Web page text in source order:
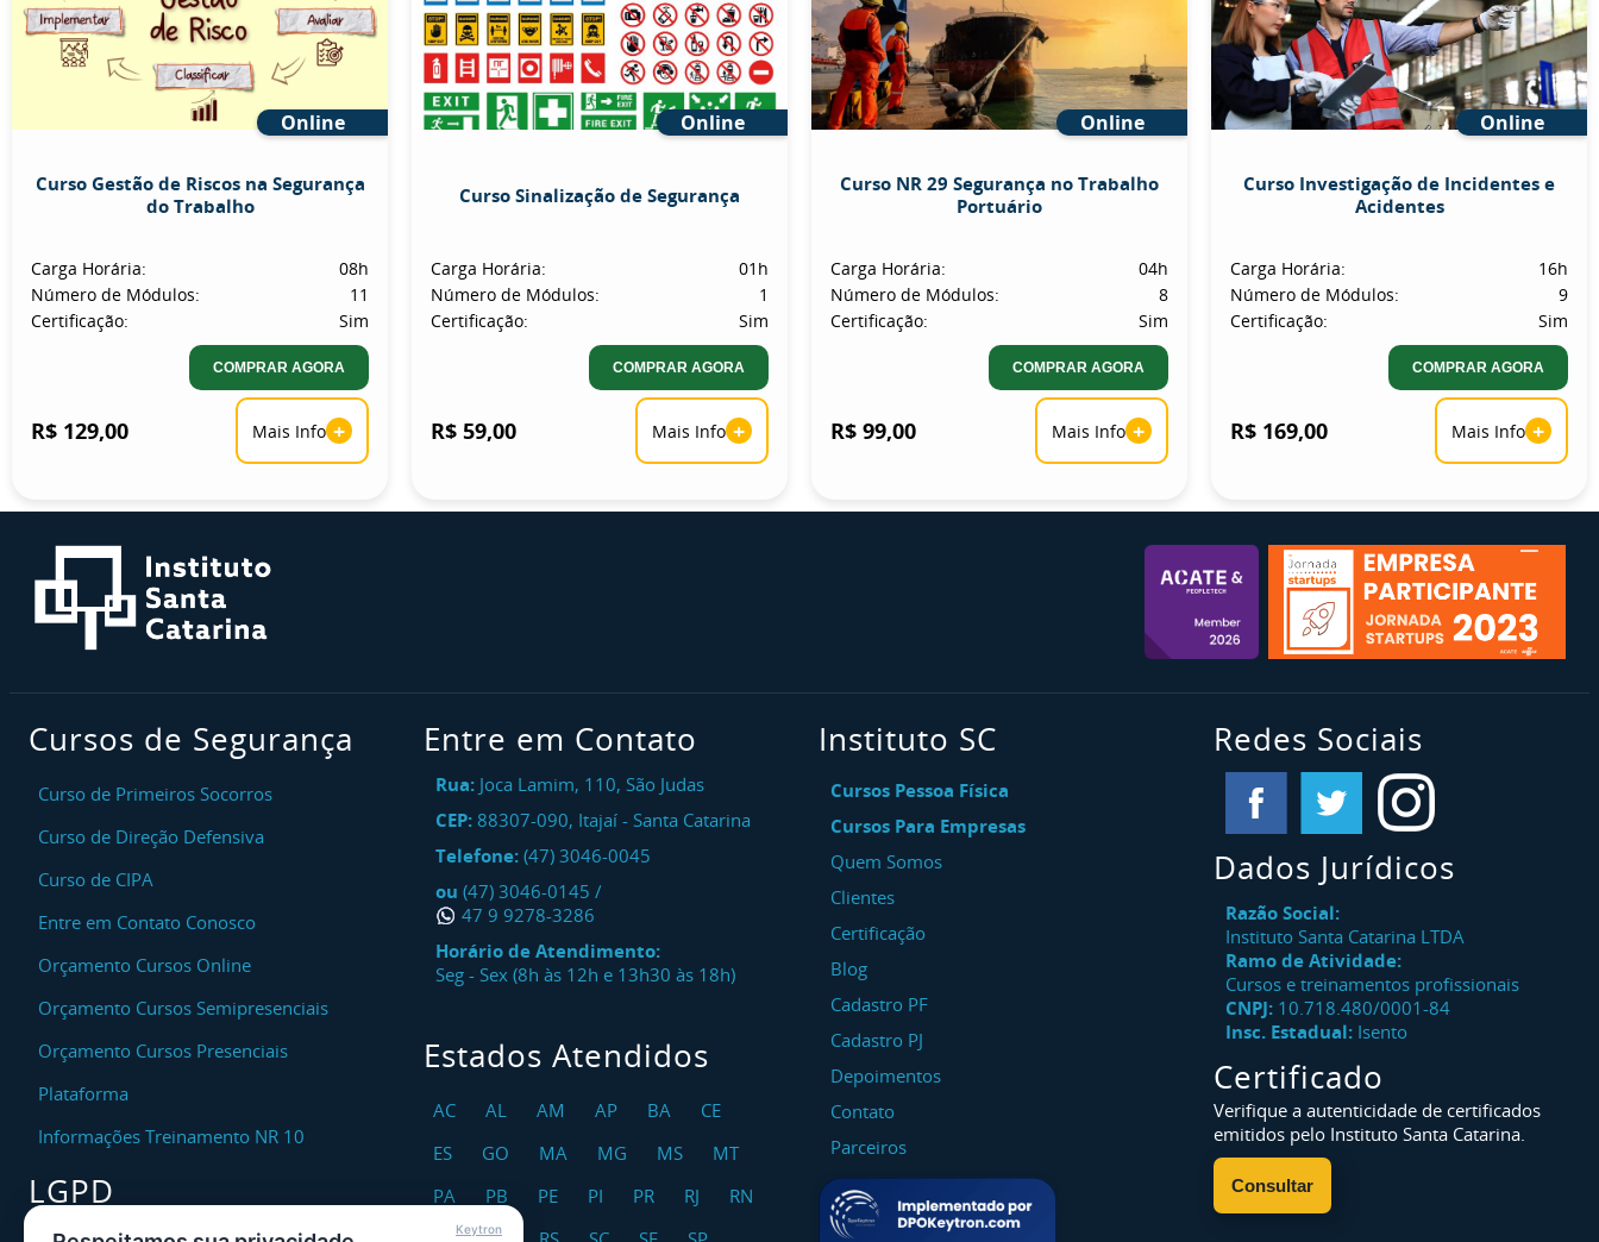
Online
Curso Gestão de Riscos na Segurança
do Trabalho
Carga Horária:
08h
Número de Módulos:
11
Certificação:
Sim
COMPRAR AGORA
R$ 129,00 Mais Info +
Online
Curso Sinalização de Segurança
Carga Horária:
01h
Número de Módulos:
1
Certificação:
Sim
COMPRAR AGORA
R$ 59,00 Mais Info +
Online
Curso NR 29 Segurança no Trabalho
Portuário
Carga Horária:
04h
Número de Módulos:
8
Certificação:
Sim
COMPRAR AGORA
R$ 99,00 Mais Info +
Online
Curso Investigação de Incidentes e
Acidentes
Carga Horária:
16h
Número de Módulos:
9
Certificação:
Sim
COMPRAR AGORA
R$ 169,00 Mais Info +
Cursos de Segurança
Curso de Primeiros Socorros
Curso de Direção Defensiva
Curso de CIPA
Entre em Contato Conosco
Orçamento Cursos Online
Orçamento Cursos Semipresenciais
Orçamento Cursos Presenciais
Plataforma
Informações Treinamento NR 10
LGPD
Entre em Contato
Rua: Joca Lamim, 110, São Judas
CEP: 88307-090, Itajaí - Santa Catarina
Telefone: (47) 3046-0045
ou (47) 3046-0145 /
47 9 9278-3286
Horário de Atendimento:
Seg - Sex (8h às 12h e 13h30 às 18h)
Estados Atendidos
AC AL AM AP BA
CE
ES
GO MA MG MS
MT
PA
PB PE PI PR RJ
RN
Instituto SC
Cursos Pessoa Física
Cursos Para Empresas
Quem Somos
Clientes
Certificação
Blog
Cadastro PF
Cadastro PJ
Depoimentos
Contato
Parceiros
Redes Sociais
Dados Jurídicos
Razão Social:
Instituto Santa Catarina LTDA
Ramo de Atividade:
Cursos e treinamentos profissionais
CNPJ: 10.718.480/0001-84
Insc. Estadual: Isento
Certificado
Verifique a autenticidade de certificados
emitidos pelo Instituto Santa Catarina.
Consultar
Keytron